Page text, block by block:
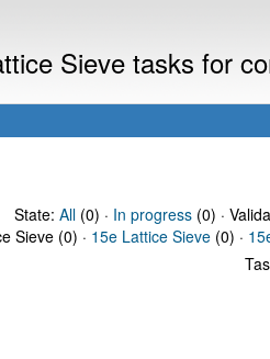
Sieve tasks for
State: All(0) · In progress(0) ·
Sieve (0) · 15e Lattice Sieve (0) ·